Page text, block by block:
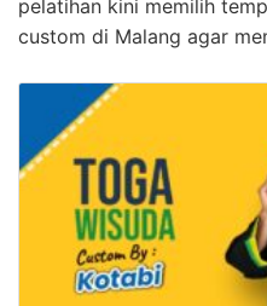
pelatihan kini memilih
custom di Malang agar